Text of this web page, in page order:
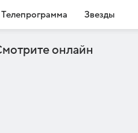
Телепрограмма Звезды
онлайн